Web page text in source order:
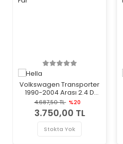
Volkswagen Transporter
1990-2004 Arası 2.4 D
Syncro, 2.5 Syncro, 1.9 TD,
2.5, 1.9 D, 1.8, 2.4 D, 2.0 Sol
Hella Marka Far
4.687,50 TL %20
3.750,00 TL
Stokta Yok